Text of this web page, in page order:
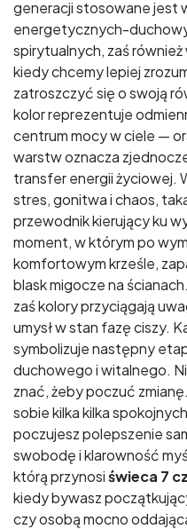
generacji stosowane jest
energetycznych-
spirytualnych, zaś
kiedy chcemy lepiej
zatroszczyć się o swoją
kolor reprezentuje
centrum mocy w ciele —
warstw oznacza
transfer energii życiowej.
stres, gonitwa i chaos,
przewodnik kierujący ku
moment, w którym po
komfortowym krześle,
blask migocze na
zaś kolory przyciągają
umysł w stan fazę ciszy.
symbolizuje następny
duchowego i witalnego.
znać, żeby poczuć
sobie kilka kilka
poczujesz polepszenie
swobodę i klarowność
którą przynosiświeca 7
kiedy bywasz
czy osobą mocno